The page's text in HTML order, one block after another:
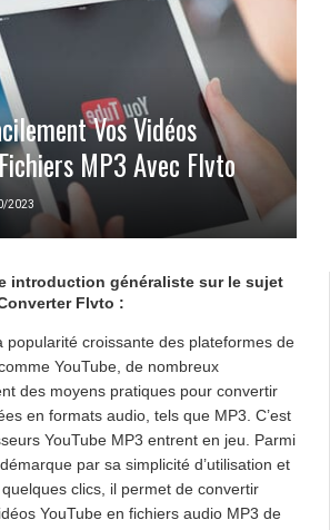
Vos Vidéos
MP3 Avec Flvto
2023
introduction généraliste sur le sujet
Flvto :
popularité croissante des plateformes de
YouTube, de nombreux
des moyens pratiques pour convertir
en formats audio, tels que MP3. C’est
YouTube MP3 entrent en jeu. Parmi
par sa simplicité d’utilisation et
clics, il permet de convertir
YouTube en fichiers audio MP3 de